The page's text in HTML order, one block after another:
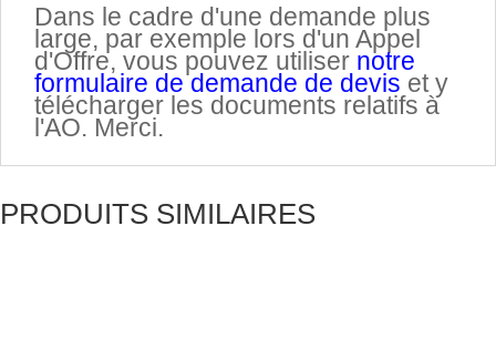
Dans le cadre d'une demande plus
large, par exemple lors d'un Appel
d'Offre, vous pouvez utiliser notre
formulaire de demande de devis et y
télécharger les documents relatifs à
l'AO. Merci.
PRODUITS SIMILAIRES